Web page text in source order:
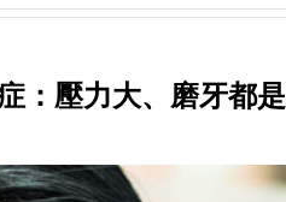
：壓力大、磨牙都